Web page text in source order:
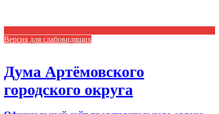
Версия для слабовидящих
Дума Артёмовского
городского округа